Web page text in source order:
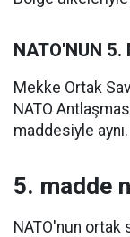
NATO'NUN 5.
Mekke Ortak
NATO
maddesiyle aynı.
5. madde
NATO'nun ortak